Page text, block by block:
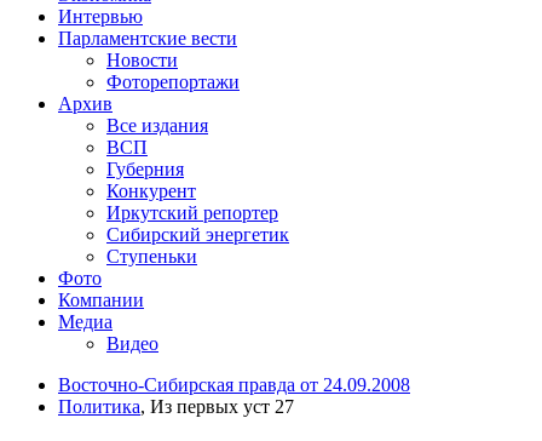
Интервью
Парламентские вести
Новости
Фоторепортажи
Архив
Все издания
ВСП
Губерния
Конкурент
Иркутский репортер
Сибирский энергетик
Ступеньки
Фото
Компании
Медиа
Видео
Восточно-Сибирская правда от 24.09.2008
Политика, Из первых уст 27